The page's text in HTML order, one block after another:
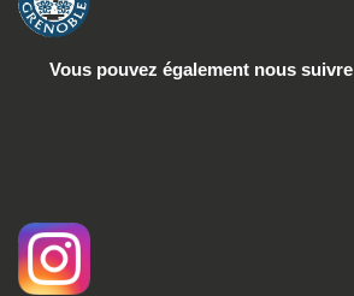
Vous pouvez également nous suivre